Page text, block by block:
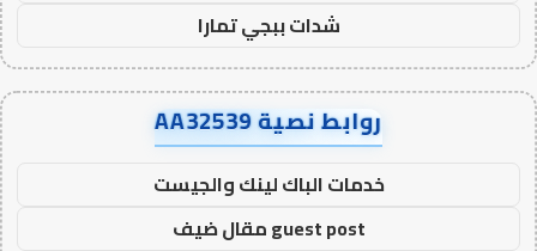
شدات ببجي تمارا
روابط نصية AA32539
خدمات الباك لينك والجيست
guest post مقال ضيف